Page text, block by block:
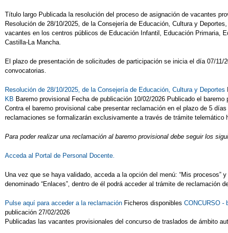
Título largo Publicada la resolución del proceso de asignación de vacantes
Resolución de 28/10/2025, de la Consejería de Educación, Cultura y
vacantes en los centros públicos de Educación Infantil, Educación Primaria,
Castilla-La Mancha.
El plazo de presentación de solicitudes de participación se inicia el día 07/
convocatorias.
Resolución de 28/10/2025, de la Consejería de Educación, Cultura y Deportes
KB Baremo provisional Fecha de publicación 10/02/2026 Publicado el
Contra el baremo provisional cabe presentar reclamación en el plazo de 5
reclamaciones se formalizarán exclusivamente a través de trámite
Para poder realizar una reclamación al baremo provisional debe seguir los
Acceda al Portal de Personal Docente.
Una vez que se haya validado, acceda a la opción del menú: “Mis
denominado “Enlaces”, dentro de él podrá acceder al trámite de reclamación
Pulse aquí para acceder a la reclamación Ficheros disponibles CONCURSO -
publicación 27/02/2026
Publicadas las vacantes provisionales del concurso de traslados de ámbito